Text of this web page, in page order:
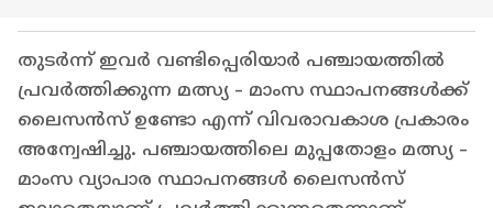
തുടർന്ന് ഇവർ വണ്ടിപ്പെരിയാർ പഞ്ചായത്തിൽ
പ്രവർത്തിക്കുന്ന മത്സ്യ - മാംസ സ്ഥാപനങ്ങൾക്ക്
ലൈസൻസ് ഉണ്ടോ എന്ന് വിവരാവകാശ പ്രകാരം
അന്വേഷിച്ചു. പഞ്ചായത്തിലെ മുപ്പതോളം മത്സ്യ -
മാംസ വ്യാപാര സ്ഥാപനങ്ങൾ ലൈസൻസ്